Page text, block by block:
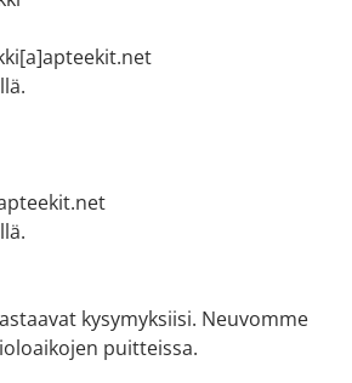
kysymyksiisi. Neuvomme
puitteissa.